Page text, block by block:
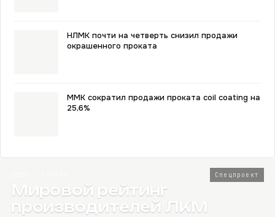
НЛМК почти на четверть снизил продажи
окрашенного проката
ММК сократил продажи проката coil coating на
25,6%
Спецпроект
Мировой рейтинг
производителей ЛКМ